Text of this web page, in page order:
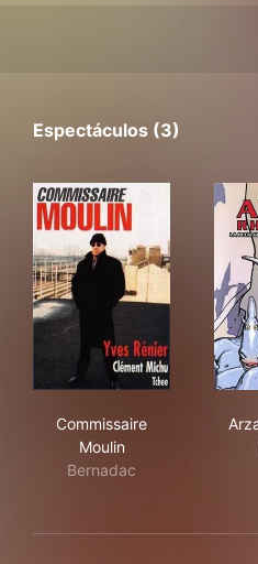
Espectáculos (3)
Commissaire
Moulin
Bernadac